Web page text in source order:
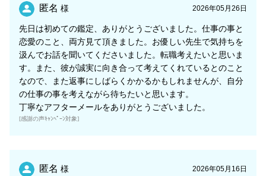
匿名 様 2026年05月26日
先日は初めての鑑定、ありがとうございました。仕事の事と
恋愛のこと、両方見て頂きました。お優しい先生で気持ちを
汲んでお話を聞いてくださいました。転職考えたいと思いま
す。また、彼が誠実に向き合って考えてくれているとのこと
なので、また返事にしばらくかかるかもしれませんが、自分
の仕事の事を考えながら待ちたいと思います。
丁寧なアフターメールをありがとうございました。
[感謝の声ｷｬﾝﾍﾟｰﾝ対象]
匿名 様 2026年05月16日